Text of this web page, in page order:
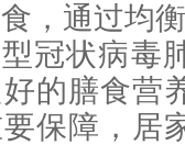
，通过均
冠状病毒
的膳食营
保障，居